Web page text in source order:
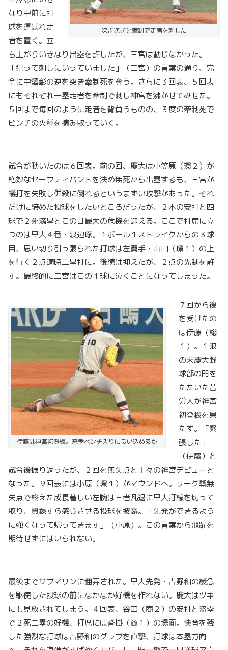
次ぎ次ぎと牽制で走者を刺した
なり中前に打
球を運ばれ走
者を置く。立
ち上がりいきなり出塁を許したが、三宮は動じなかった。
「狙って刺しにいっていました」（三宮）の言葉の通り、完
全に中澤彰の逆を突き牽制死を奪う。さらに３回表、５回表
にもそれぞれ一塁走者を牽制で刺し神宮を沸かせてみせた。
５回まで毎回のように走者を背負うものの、３度の牽制死で
ピンチの火種を摘み取っていく。
試合が動いたのは６回表。前の回、慶大は小笠原（環２）が
絶妙なセーフティバントを決め無死から出塁するも、三宮が
犠打を失敗し併殺に倒れるというまずい攻撃があった。それ
だけに締めた投球をしたいところだったが、２本の安打と四
球で２死満塁とこの日最大の危機を迎える。ここで打席に立
つのは早大４番・渡辺琢。１ボール１ストライクからの３球
目、思い切り引っ張られた打球は左翼手・山口（環１）の上
を行く２点適時二塁打に。後続は抑えたが、２点の先制を許
す。最終的に三宮はこの１球に泣くことになってしまった。
伊藤は神宮初登板。来季ベンチ入りに食い込めるか
７回から後
を受けたの
は伊藤（総
１）。１浪
の末慶大野
球部の門を
たたいた苦
労人が神宮
初登板を果
たす。「緊
張した」
（伊藤）と
試合後振り返ったが、２回を無失点と上々の神宮デビューと
なった。９回表には小原（環１）がマウンドへ。リーグ戦無
失点で終えた成長著しい左腕は三者凡退に早大打線を切って
取り、貫録すら感じさせる投球を披露。「先発ができるよう
に強くなって帰ってきます」（小原）。この言葉から飛躍を
期待せずにはいられない。
最後までサブマリンに翻弄された。早大先発・吉野和の緩急
を駆使した投球の前になかなか好機を作れない。慶大はツキ
にも見放されてしまう。４回表、谷田（商２）の安打と盗塁
で２死二塁の好機、打席には沓掛（商１）の場面。快音を残
した強烈な打球は吉野和のグラブを直撃、打球は本塁方向